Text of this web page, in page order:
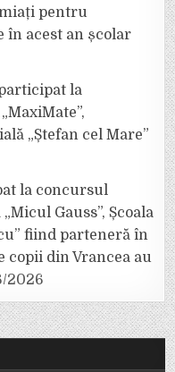
pentru
în acest an școlar
la
„Ștefan cel Mare”
la concursul
Gauss”, Școala
fiind parteneră în
copii din Vrancea au
2026